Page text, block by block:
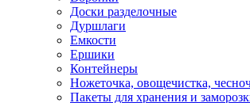
Доски разделочные
Дуршлаги
Емкости
Ершики
Контейнеры
Ножеточка, овощечистка,
Пакеты для хранения и